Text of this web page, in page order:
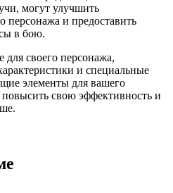
могут улучшить
персонажа и предоставить
в бою.
своего персонажа,
и специальные
элементы для вашего
свою эффективность и